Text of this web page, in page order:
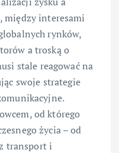
między interesami
rynków,
a troską o
stale reagować na
swoje strategie
od którego
życia – od
transport i